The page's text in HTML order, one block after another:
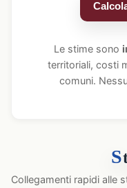
Le stime sono
territoriali, costi
comuni.
S
Collegamenti rapidi alle